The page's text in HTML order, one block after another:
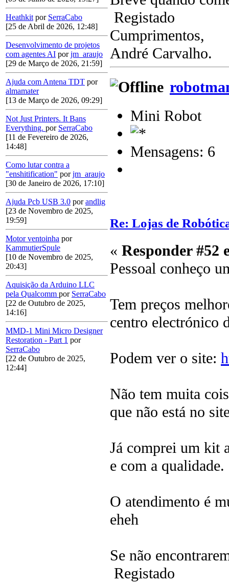
Heathkit por SerraCabo
[25 de Abril de 2026, 12:48]
Desenvolvimento de projetos
com agentes AI porjm_araujo
[29 de Março de 2026, 21:59]
Ajuda com Antena TDT por
almamater
[13 de Março de 2026, 09:29]
Not Just Printers. It Bans
Everything. por SerraCabo
[11 de Fevereiro de 2026,
14:48]
Como lutar contra a
"enshitification" porjm_araujo
[30 de Janeiro de 2026, 17:10]
Ajuda Pcb USB 3.0 porandlig
[23 de Novembro de 2025,
19:59]
Motor ventoinha por
KammutierSpule
[10 de Novembro de 2025,
20:43]
Aquisição da Arduino LLC
pela Qualcomm por SerraCabo
[22 de Outubro de 2025,
14:16]
MMD-1 Mini Micro Designer
Restoration - Part 1 por
SerraCabo
[22 de Outubro de 2025,
12:44]
Registado
Cumprimentos,
André Carvalho.
Mini Robot
Mensagens: 6
Re: Lojas de
« Responder #52
Pessoal conheço
Tem preços
centro electrónico
Podem ver o site:
Não tem muita
que não está no
Já comprei um kit
e com a qualidade.
O atendimento é
eheh
Se não
Registado